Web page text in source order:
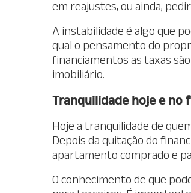
em reajustes, ou ainda,
A instabilidade é algo que
qual o pensamento do
financiamentos as taxas
imobiliário.
Tranquilidade hoje e no
Hoje a tranquilidade de
Depois da quitação do
apartamento comprado e
O conhecimento de que